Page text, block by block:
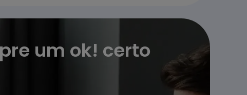
um ok! certo